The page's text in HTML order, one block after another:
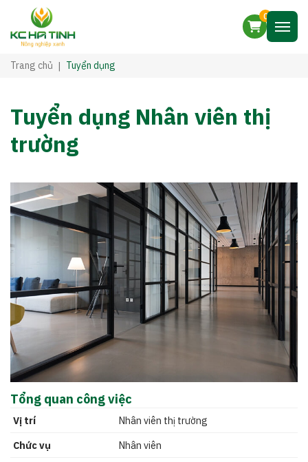
0
Trang chủ Tuyển dụng
Tuyển dụng Nhân viên thị
trường
Tổng quan công việc
Vị trí
Nhân viên thị trường
Chức vụ
Nhân viên